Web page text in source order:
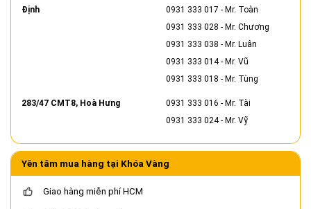
Định
0931 333 017 - Mr. Toàn
0931 333 028 - Mr. Chương
0931 333 038 - Mr. Luân
0931 333 014- Mr. Vũ
0931 333 018 - Mr. Tùng
283/47 CMT8, Hoà Hưng 0931 333 016 - Mr. Tài
0931 333 024- Mr. Vỹ
Yên tâm mua hàng tại Khóa Vàng
Giao hàng miễn phí HCM